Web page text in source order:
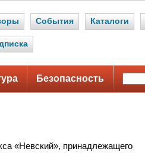
События Каталоги
Безопасность
«Невский», принадлежащего